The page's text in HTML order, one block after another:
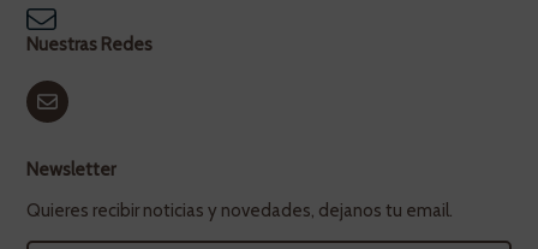
Nuestras Redes
Newsletter
Quieres recibir noticias y novedades, dejanos tu email.